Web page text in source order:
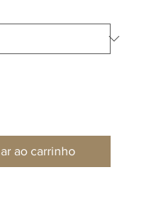
ao carrinho